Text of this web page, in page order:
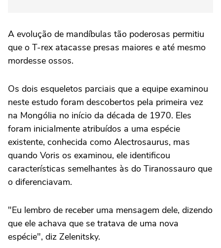
A evolução de mandíbulas tão poderosas permitiu
que o T-rex atacasse presas maiores e até mesmo
mordesse ossos.
Os dois esqueletos parciais que a equipe examinou
neste estudo foram descobertos pela primeira vez
na Mongólia no início da década de 1970. Eles
foram inicialmente atribuídos a uma espécie
existente, conhecida como Alectrosaurus, mas
quando Voris os examinou, ele identificou
características semelhantes às do Tiranossauro que
o diferenciavam.
"Eu lembro de receber uma mensagem dele, dizendo
que ele achava que se tratava de uma nova
espécie", diz Zelenitsky.